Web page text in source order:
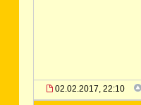
02.02.2017, 22:10